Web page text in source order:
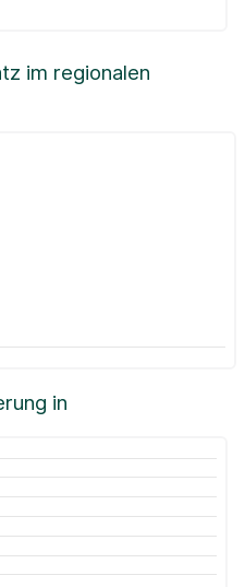
in
im regionalen